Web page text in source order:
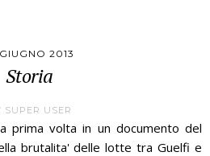
2013
Storia
SUPER USER
prima volta in un documento del
brutalita' delle lotte tra Guelfi e